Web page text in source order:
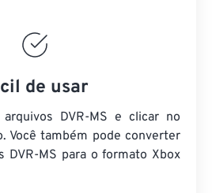
de usar
DVR-MS e clicar no
Você também pode converter
DVR-MS para o formato Xbox